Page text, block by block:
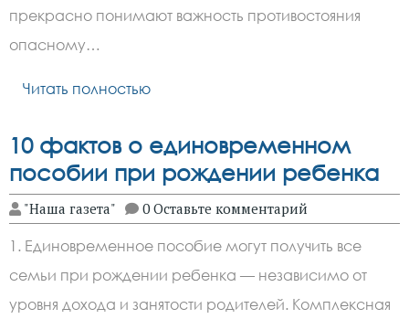
прекрасно понимают важность противостояния
опасному…
Читать полностью
10 фактов о единовременном
пособии при рождении ребенка
"Наша газета" 0 Оставьте комментарий
1. Единовременное пособие могут получить все
семьи при рождении ребенка — независимо от
уровня дохода и занятости родителей. Комплексная